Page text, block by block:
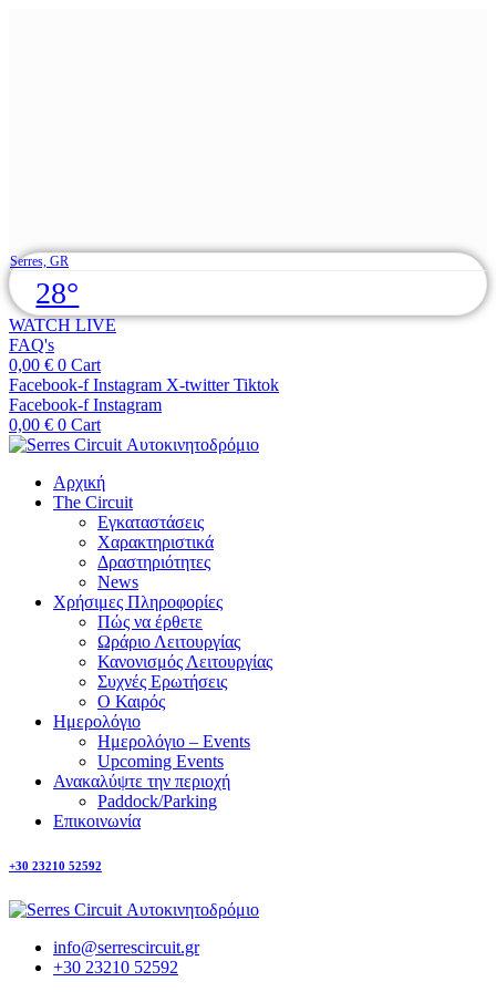
Skip
to
content
Serres, GR
28°
WATCH LIVE
FAQ's
0,00 € 0 Cart
Facebook-f Instagram X-twitter Tiktok
Facebook-f Instagram
0,00 € 0 Cart
Αρχική
The Circuit
Εγκαταστάσεις
Χαρακτηριστικά
Δραστηριότητες
News
Χρήσιμες Πληροφορίες
Πώς να έρθετε
Ωράριο Λειτουργίας
Κανονισμός Λειτουργίας
Συχνές Ερωτήσεις
Ο Καιρός
Ημερολόγιο
Ημερολόγιο – Events
Upcoming Events
Ανακαλύψτε την περιοχή
Paddock/Parking
Επικοινωνία
+30 23210 52592
info@serrescircuit.gr
+30 23210 52592